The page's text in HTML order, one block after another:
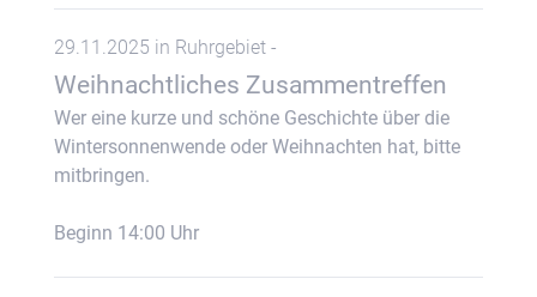
29.11.2025 in Ruhrgebiet -
Weihnachtliches Zusammentreffen
Wer eine kurze und schöne Geschichte über die
Wintersonnenwende oder Weihnachten hat, bitte
mitbringen.
Beginn 14:00 Uhr